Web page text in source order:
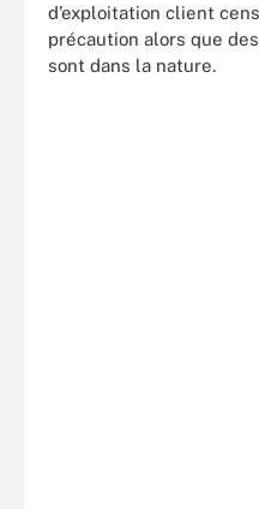
d’exploitation client
précaution alors que
sont dans la nature.